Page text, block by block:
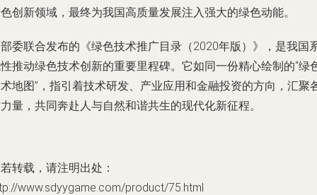
创新领域，最终为我国高质量发展注入强大的绿色动能。
委联合发布的《绿色技术推广目录（2020年版）》，是我国
推动绿色技术创新的重要里程碑。它如同一份精心绘制的“绿
地图”，指引着技术研发、产业应用和金融投资的方向，汇聚
量，共同奔赴人与自然和谐共生的现代化新征程。
转载，请注明出处：
www.sdyygame.com/product/75.html